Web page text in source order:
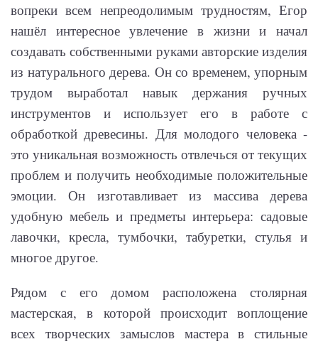
вопреки всем непреодолимым трудностям, Егор
нашёл интересное увлечение в жизни и начал
создавать собственными руками авторские изделия
из натурального дерева. Он со временем, упорным
трудом выработал навык держания ручных
инструментов и использует его в работе с
обработкой древесины. Для молодого человека -
это уникальная возможность отвлечься от текущих
проблем и получить необходимые положительные
эмоции. Он изготавливает из массива дерева
удобную мебель и предметы интерьера: садовые
лавочки, кресла, тумбочки, табуретки, стулья и
многое другое.
Рядом с его домом расположена столярная
мастерская, в которой происходит воплощение
всех творческих замыслов мастера в стильные